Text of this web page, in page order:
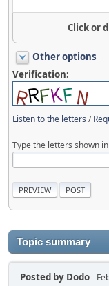
Click or
Other options
Verification:
Listen to the letters /
Type the letters shown
Topic summary
Posted by Dodo-